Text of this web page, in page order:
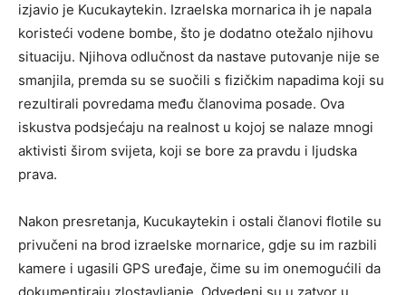
izjavio je Kucukaytekin. Izraelska mornarica ih je napala
koristeći vodene bombe, što je dodatno otežalo njihovu
situaciju. Njihova odlučnost da nastave putovanje nije se
smanjila, premda su se suočili s fizičkim napadima koji su
rezultirali povredama među članovima posade. Ova
iskustva podsjećaju na realnost u kojoj se nalaze mnogi
aktivisti širom svijeta, koji se bore za pravdu i ljudska
prava.
Nakon presretanja, Kucukaytekin i ostali članovi flotile su
privučeni na brod izraelske mornarice, gdje su im razbili
kamere i ugasili GPS uređaje, čime su im onemogućili da